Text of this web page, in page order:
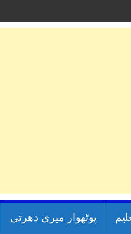
پوٹھوار میری دھرتی